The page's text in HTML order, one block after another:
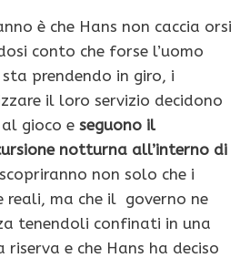
è che Hans non caccia orsi
conto che forse l’uomo
prendendo in giro, i
il loro servizio decidono
gioco e seguono il
notturna all’interno di
non solo che i
reali, ma che il governo ne
tenendoli confinati in una
e che Hans ha deciso